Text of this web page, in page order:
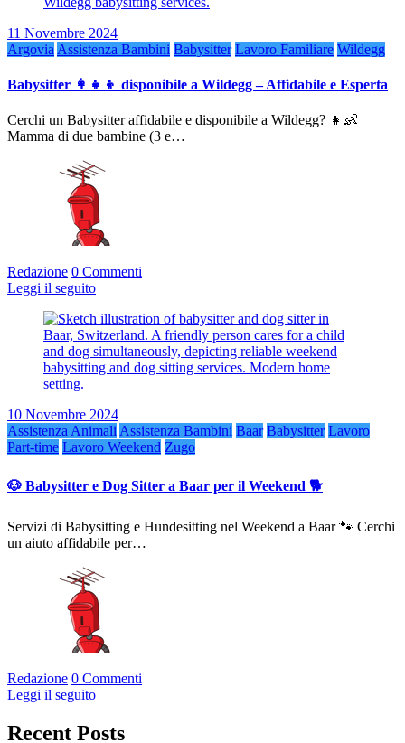
11 Novembre 2024
Argovia Assistenza Bambini Babysitter Lavoro Familiare Wildegg
Babysitter 👩‍👧‍👦 disponibile a Wildegg – Affidabile e Esperta
Cerchi un Babysitter affidabile e disponibile a Wildegg? 👧👶
Mamma di due bambine (3 e…
Redazione 0 Commenti
Leggi il seguito
10 Novembre 2024
Assistenza Animali Assistenza Bambini Baar Babysitter Lavoro
Part-time Lavoro Weekend Zugo
🐶 Babysitter e Dog Sitter a Baar per il Weekend 🐕
Servizi di Babysitting e Hundesitting nel Weekend a Baar 🐾 Cerchi
un aiuto affidabile per…
Redazione 0 Commenti
Leggi il seguito
Recent Posts